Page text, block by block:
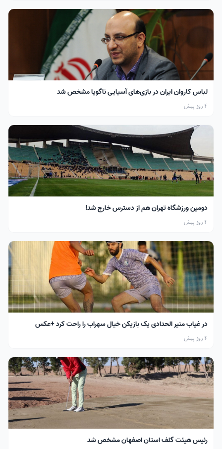
لباس کاروان ایران در بازی‌های آسیایی ناگویا مشخص شد
4 روز پیش
دومین ورزشگاه تهران هم از دسترس خارج شد!
4 روز پیش
در غیاب منیر الحدادی یک بازیکن خیال سهراب را راحت کرد +عکس
4 روز پیش
رئیس هیئت گلف استان اصفهان مشخص شد